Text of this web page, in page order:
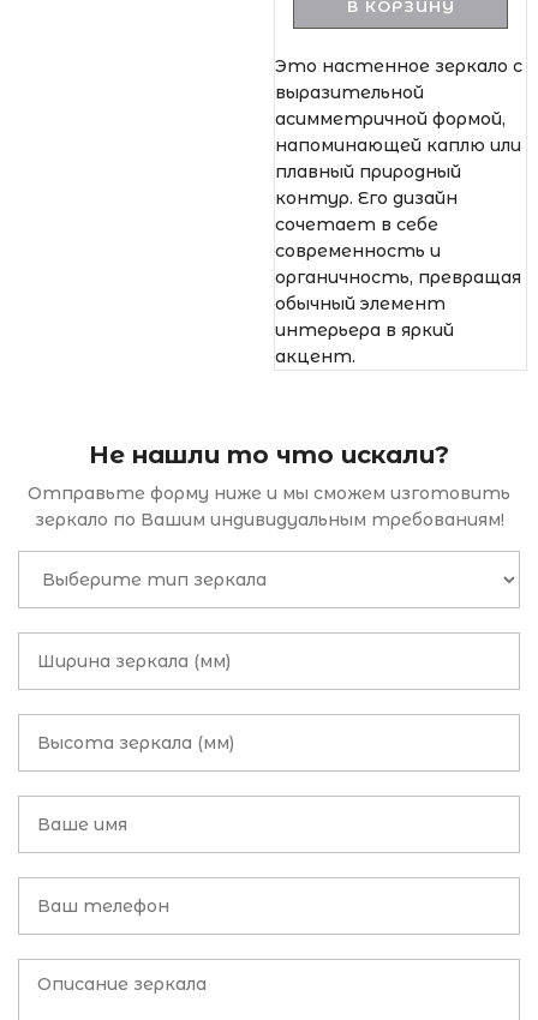
В КОРЗИНУ
Это настенное зеркало с
выразительной
асимметричной формой,
напоминающей каплю или
плавный природный
контур. Его дизайн
сочетает в себе
современность и
органичность, превращая
обычный элемент
интерьера в яркий
акцент.
Не нашли то что искали?
Отправьте форму ниже и мы сможем изготовить
зеркало по Вашим индивидуальным требованиям!